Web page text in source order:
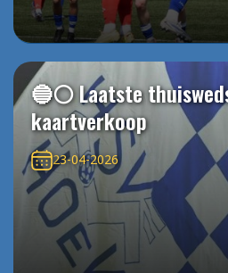
🔵⚪️ Laatste
kaartverkoop
23-04-2026